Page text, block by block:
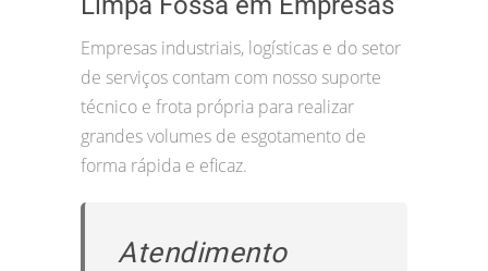
Empresas industriais, logísticas e do setor
de serviços contam com nosso suporte
técnico e frota própria para realizar
grandes volumes de esgotamento de
forma rápida e eficaz.
Atendimento